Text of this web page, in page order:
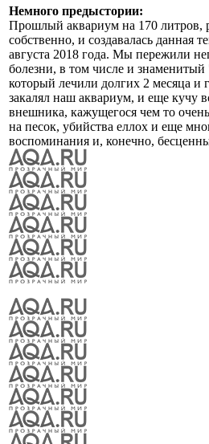
Немного предыстории:
Прошлый аквариум на 170 литров,
собственно, и создавалась данная
августа 2018 года. Мы пережили
болезни, в том числе и
который лечили долгих 2 месяца и
закалял наш аквариум, и еще кучу
внешника, кажущегося чем то
на песок, убийства еллох и еще
воспоминания и, конечно,